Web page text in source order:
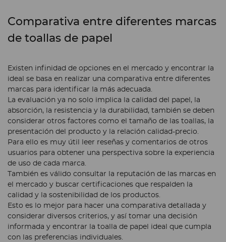
Comparativa entre diferentes marcas
de toallas de papel
Existen infinidad de opciones en el mercado y encontrar la
ideal se basa en realizar una comparativa entre diferentes
marcas para identificar la más adecuada.
La evaluación ya no solo implica la calidad del papel, la
absorción, la resistencia y la durabilidad, también se deben
considerar otros factores como el tamaño de las toallas, la
presentación del producto y la relación calidad-precio.
Para ello es muy útil leer reseñas y comentarios de otros
usuarios para obtener una perspectiva sobre la experiencia
de uso de cada marca.
También es válido consultar la reputación de las marcas en
el mercado y buscar certificaciones que respalden la
calidad y la sostenibilidad de los productos.
Esto es lo mejor para hacer una comparativa detallada y
considerar diversos criterios, y así tomar una decisión
informada y encontrar la toalla de papel ideal que cumpla
con las preferencias individuales.